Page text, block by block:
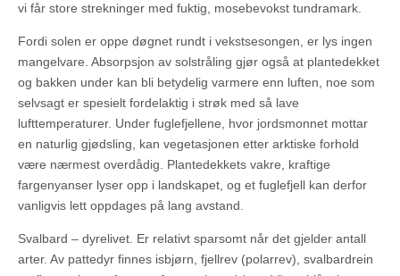
vi får store strekninger med fuktig, mosebevokst tundramark.
Fordi solen er oppe døgnet rundt i vekstsesongen, er lys ingen
mangelvare. Absorpsjon av solstråling gjør også at plantedekket
og bakken under kan bli betydelig varmere enn luften, noe som
selvsagt er spesielt fordelaktig i strøk med så lave
lufttemperaturer. Under fuglefjellene, hvor jordsmonnet mottar
en naturlig gjødsling, kan vegetasjonen etter arktiske forhold
være nærmest overdådig. Plantedekkets vakre, kraftige
fargenyanser lyser opp i landskapet, og et fuglefjell kan derfor
vanligvis lett oppdages på lang avstand.
Svalbard – dyrelivet. Er relativt sparsomt når det gjelder antall
arter. Av pattedyr finnes isbjørn, fjellrev (polarrev), svalbardrein